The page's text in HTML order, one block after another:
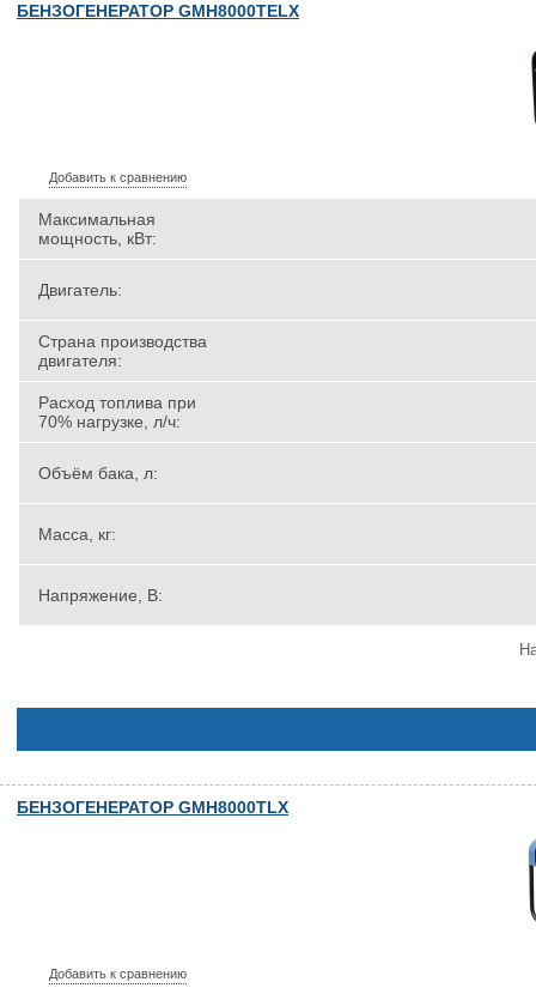
БЕНЗОГЕНЕРАТОР GMH8000TELX
Добавить к сравнению
Максимальная
мощность, кВт:
Двигатель:
Страна производства
двигателя:
Расход топлива при
70% нагрузке, л/ч:
Объём бака, л:
Масса, кг:
Напряжение, В:
БЕНЗОГЕНЕРАТОР GMH8000TLX
Добавить к сравнению